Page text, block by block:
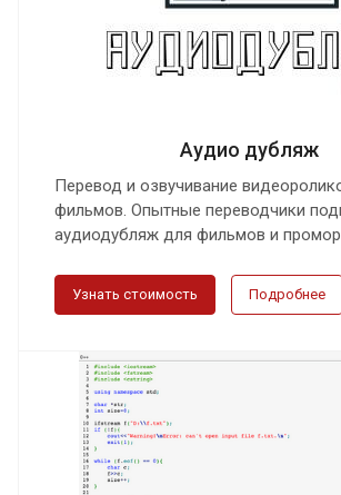
Аудио дубляж
Перевод и озвучивание
фильмов. Опытные переводчики
аудиодубляж для фильмов и
Узнать стоимость Подробнее